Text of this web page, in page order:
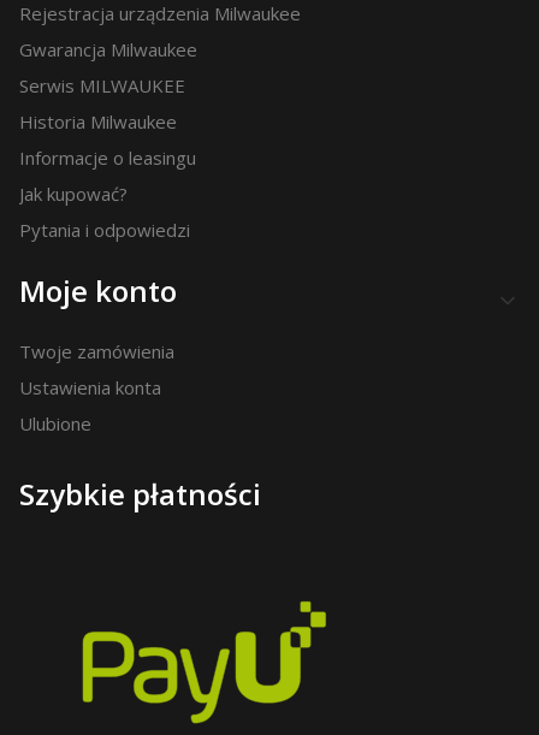
Rejestracja urządzenia Milwaukee
Gwarancja Milwaukee
Serwis MILWAUKEE
Historia Milwaukee
Informacje o leasingu
Jak kupować?
Pytania i odpowiedzi
Moje konto
Twoje zamówienia
Ustawienia konta
Ulubione
Szybkie płatności